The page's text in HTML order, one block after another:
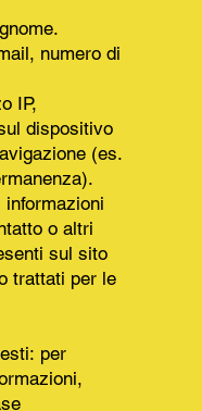
numero di
IP,
dispositivo
(es.
o altri
sul sito
trattati per le
per